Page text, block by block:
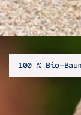
100 % Bio-